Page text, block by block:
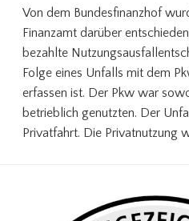
Von dem Bundesfinanzhof
Finanzamt darüber
bezahlte
Folge eines Unfalls mit dem
erfassen ist. Der Pkw war
betrieblich genutzten. Der
Privatfahrt. Die Privatnutzung